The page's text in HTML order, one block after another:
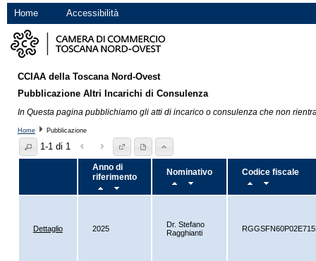
Home Accessibilità
CCIAA della Toscana Nord-Ovest
Pubblicazione Altri Incarichi di Consulenza
In Questa pagina pubblichiamo gli atti di incarico o consulenza che non
Home Pubblicazione
1-1 di 1
Anno di
riferimento
Nominativo Codice fiscale
Dettaglio 2025
Dr. Stefano
Ragghianti